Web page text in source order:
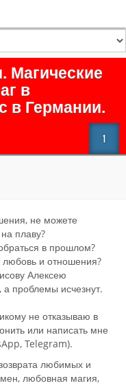
Магические
в
в Германии.
1
не можете
плаву?
в прошлом?
любовь и отношения?
Алексею
а проблемы исчезнут.
не отказываю в
или написать мне
Telegram).
любимых и
любовная магия,